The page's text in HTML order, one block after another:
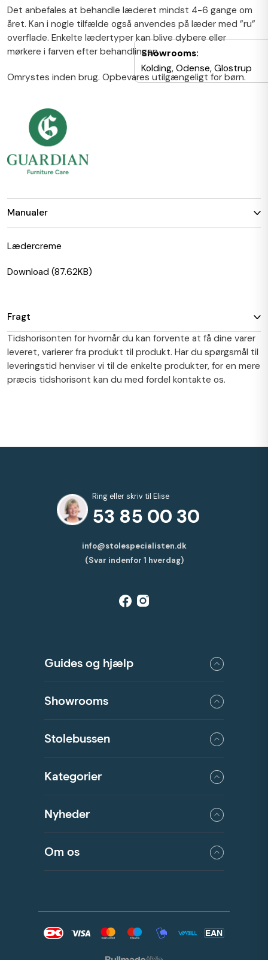
Showrooms:
Kolding, Odense, Glostrup
Det anbefales at behandle læderet mindst 4-6 gange om
året. Kan i nogle tilfælde også anvendes på læder med ”ru”
overflade. Enkelte lædertyper kan blive dybere eller
mørkere i farven efter behandlingen.
Omrystes inden brug. Opbevares utilgængeligt for børn.
Manualer
Lædercreme
Download (87.62KB)
Fragt
Tidshorisonten for hvornår du kan forvente at få dine varer
leveret, varierer fra produkt til produkt. Har du spørgsmål til
leveringstid henviser vi til de enkelte produkter, for en mere
præcis tidshorisont kan du med fordel kontakte os.
Ring eller skriv til Elise
53 85 00 30
info@stolespecialisten.dk
(Svar indenfor 1 hverdag)
Guides og hjælp
Showrooms
Stolebussen
Kategorier
Om os
Nyheder